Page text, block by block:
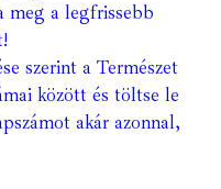
meg a legfrissebb
szerint a Természet
között és töltse le
akár azonnal,